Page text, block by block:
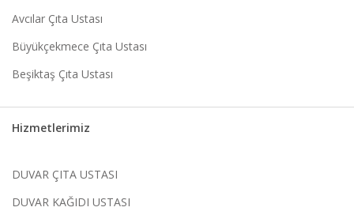
Avcılar Çıta Ustası
Büyükçekmece Çıta Ustası
Beşiktaş Çıta Ustası
Hizmetlerimiz
DUVAR ÇITA USTASI
DUVAR KAĞIDI USTASI